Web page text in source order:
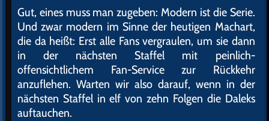
Gut, eines muss man zugeben: Modern ist die Serie.
Und zwar modern im Sinne der heutigen Machart,
die da heißt: Erst alle Fans vergraulen, um sie dann
in der nächsten Staffel mit peinlich-
offensichtlichem Fan-Service zur Rückkehr
anzuflehen. Warten wir also darauf, wenn in der
nächsten Staffel in elf von zehn Folgen die Daleks
auftauchen.